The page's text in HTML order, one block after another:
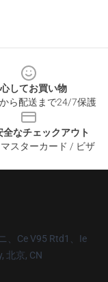
してお買い物
ら配送まで24/7保護
全なチェックアウト
スターカード / ビザ
、Ce V95 Rtd1、Ie
北京, CN